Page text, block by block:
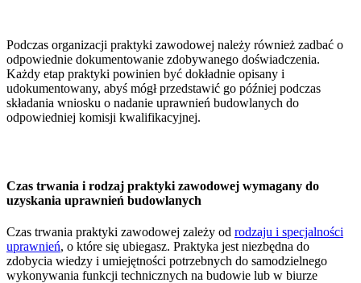
Podczas organizacji praktyki zawodowej należy również zadbać o
odpowiednie dokumentowanie zdobywanego doświadczenia.
Każdy etap praktyki powinien być dokładnie opisany i
udokumentowany, abyś mógł przedstawić go później podczas
składania wniosku o nadanie uprawnień budowlanych do
odpowiedniej komisji kwalifikacyjnej.
Czas trwania i rodzaj praktyki zawodowej wymagany do
uzyskania uprawnień budowlanych
Czas trwania praktyki zawodowej zależy od rodzaju i specjalności
uprawnień, o które się ubiegasz. Praktyka jest niezbędna do
zdobycia wiedzy i umiejętności potrzebnych do samodzielnego
wykonywania funkcji technicznych na budowie lub w biurze